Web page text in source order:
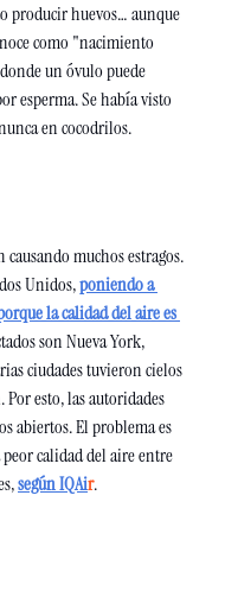
producir huevos… aunque
como "nacimiento
un óvulo puede
esperma. Se había visto
en cocodrilos.
causando muchos estragos.
Unidos, poniendo a
la calidad del aire es
son Nueva York,
ciudades tuvieron cielos
esto, las autoridades
abiertos. El problema es
calidad del aire entre
según IQAir.